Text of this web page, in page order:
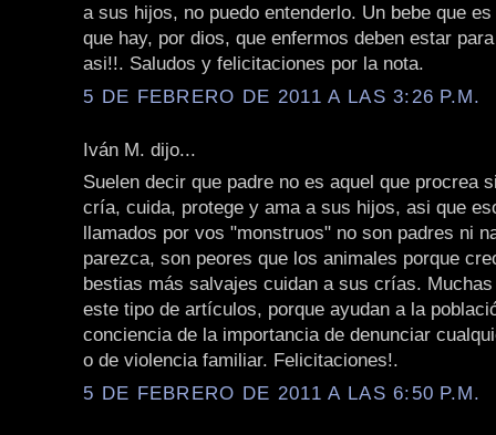
a sus hijos, no puedo entenderlo. Un bebe que
que hay, por dios, que enfermos deben estar
asi!!. Saludos y felicitaciones por la nota.
5 DE FEBRERO DE 2011 A LAS 3:26 P.M.
Iván M. dijo...
Suelen decir que padre no es aquel que procrea
cría, cuida, protege y ama a sus hijos, asi que
llamados por vos "monstruos" no son padres ni
parezca, son peores que los animales porque
bestias más salvajes cuidan a sus crías.
este tipo de artículos, porque ayudan a la
conciencia de la importancia de denunciar
o de violencia familiar. Felicitaciones!.
5 DE FEBRERO DE 2011 A LAS 6:50 P.M.